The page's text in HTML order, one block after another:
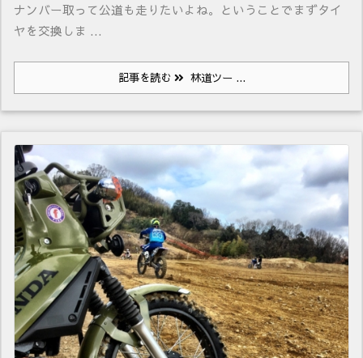
ナンバー取って公道も走りたいよね。ということでまずタイ
ヤを交換しま ...
記事を読む 林道ツー ...